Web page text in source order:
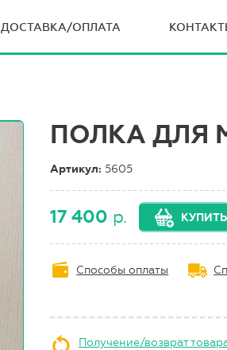
ДОСТАВКА/ОПЛАТА
ПОЛКА ДЛЯ
Артикул: 5605
17 400 р. КУПИТЬ
Способы оплаты
Получение/возврат